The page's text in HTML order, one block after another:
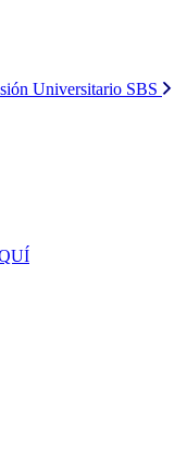
Universitario SBS